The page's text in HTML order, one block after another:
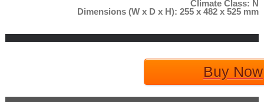
Climate Class: N
Dimensions (W x D x H): 255 x 482 x 525 mm
Buy Now